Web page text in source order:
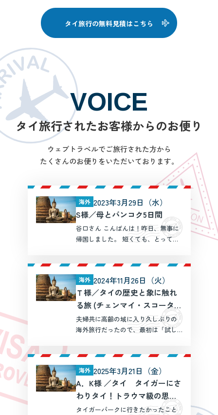
タイ旅行の無料見積はこちら
VOICE
タイ旅行されたお客様からのお便り
ウェブトラベルでご旅行された方から
たくさんのお便りをいただいております。
海外 2023年3月29日（水）
S様／母とバンコク5日間
谷口さん こんばんは！昨日、無事に
帰国しました。 短くても、とっても
た内容でした。 マンダリンオリエン
タル バンコクは、泊ま […]
海外 2024年11月26日（火）
Ｔ様／タイの歴史と象に触れ
る旅 (チェンマイ・スコータ
イ・バンコク・3都市周遊)
夫婦共に高齢の域に入り久しぶりの
海外旅行だったので、最初は「試し
らが期待していた以上に具体的なプ
ランを提案頂いたため、一気 […]
海外 2025年3月21日（金）
A．K様 ／タイ タイガーにさ
わりタイ！トラウマ級の思い
出を（良い意味で）
タイガーパークに行きたかったこと